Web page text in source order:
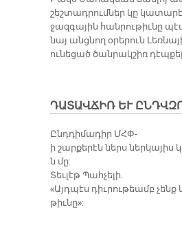
շեշ­տադ­րում­ներ կը
ջազ­գա­յին հան­րու­թիւ­նը
նայ անց­նող օ­րե­րուն
ու­նե­ցած ծան­րակ­շիռ
ԴԱՏԱՎՃԻՌ ԵՒ
Ընդդիմադիր ՄՀՓ-
ի շարքերէն ներս ներկայիս
ն մը:
Տեւլէթ Պահչելի.
«Այդպէս դիւրութեամբ չենք
թիւնը»: